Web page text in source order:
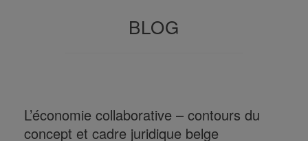
BLOG
L’économie collaborative – contours du
concept et cadre juridique belge